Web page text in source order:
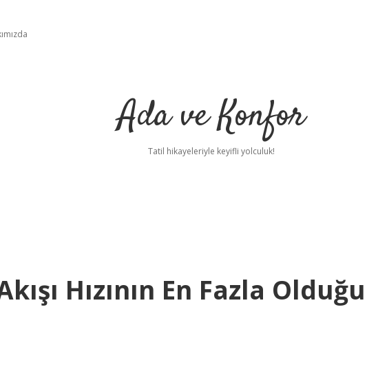
Ada ve Konfor
Tatil hikayeleriyle keyifli yolculuk!
Hızının En Fazla Olduğu